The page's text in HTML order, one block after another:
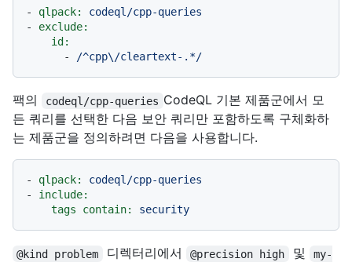
- qlpack:
codeql/cpp-queries
-
exclude:
id:
-
/^cpp\/cleartext-.*/
팩의 codeql/cpp-queries CodeQL 기본 제품군에서 모
든 쿼리를 선택한 다음 보안 쿼리만 포함하도록 구체화하
는 제품군을 정의하려면 다음을 사용합니다.
- qlpack:
codeql/cpp-queries
-
include:
tags contain:
security
@kind problem 디렉터리에서 @precision high 및
my-